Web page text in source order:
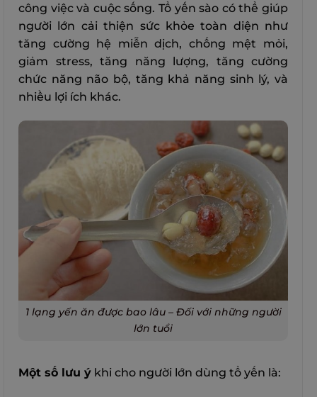
công việc và cuộc sống. Tổ yến sào có thể giúp
người lớn cải thiện sức khỏe toàn diện như
tăng cường hệ miễn dịch, chống mệt mỏi,
giảm stress, tăng năng lượng, tăng cường
chức năng não bộ, tăng khả năng sinh lý, và
nhiều lợi ích khác.
1 lạng yến ăn được bao lâu – Đối với những người
lớn tuổi
Một số lưu ý khi cho người lớn dùng tổ yến là: